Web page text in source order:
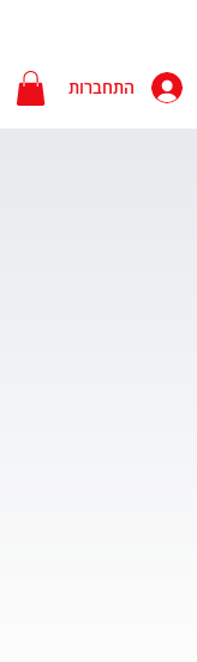
התחברות